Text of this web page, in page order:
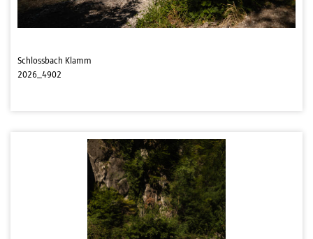
Schlossbach Klamm
2026_4902